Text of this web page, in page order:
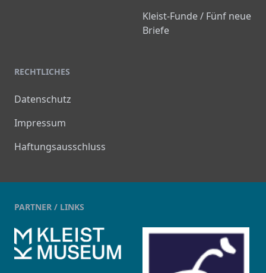
Kleist-Funde / Fünf neue
Briefe
RECHTLICHES
Datenschutz
Impressum
Haftungsausschluss
PARTNER / LINKS